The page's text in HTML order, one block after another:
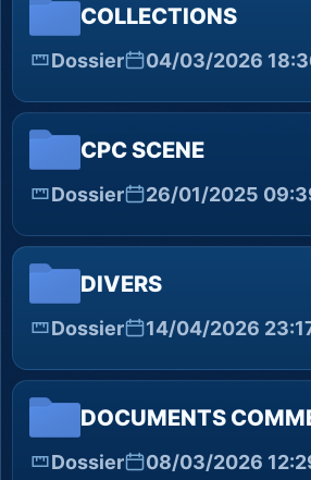
COLLECTIONS
Dossier 04/03/2026
CPC SCENE
Dossier 26/01/2025
DIVERS
Dossier 14/04/2026
DOCUMENTS
Dossier 08/03/2026